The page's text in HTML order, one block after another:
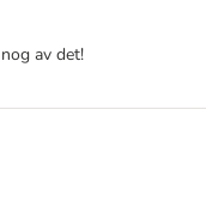
av det!